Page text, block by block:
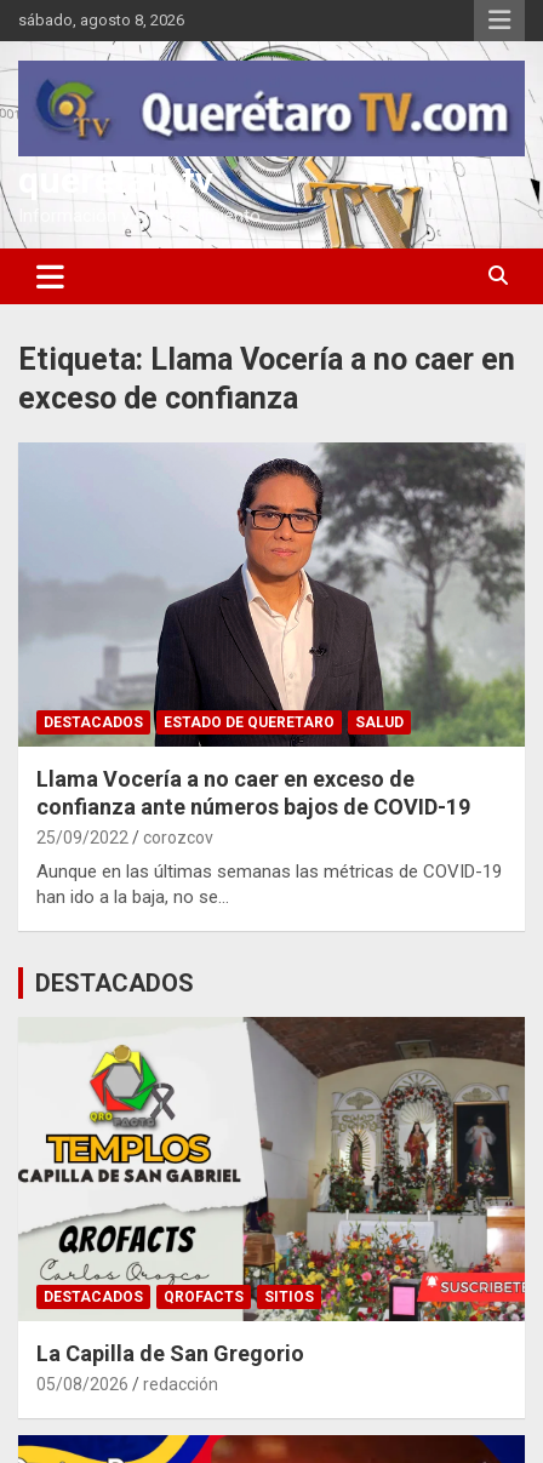
Saltar
al
contenido
sábado, agosto 8, 2026
queretarotv
Información y entretenimiento
Etiqueta: Llama Vocería a no caer en
exceso de confianza
DESTACADOS ESTADO DE QUERETARO SALUD
Llama Vocería a no caer en exceso de
confianza ante números bajos de COVID-19
25/09/2022 corozcov
Aunque en las últimas semanas las métricas de COVID-19
han ido a la baja, no se…
DESTACADOS
DESTACADOS QROFACTS SITIOS
La Capilla de San Gregorio
05/08/2026 redacción